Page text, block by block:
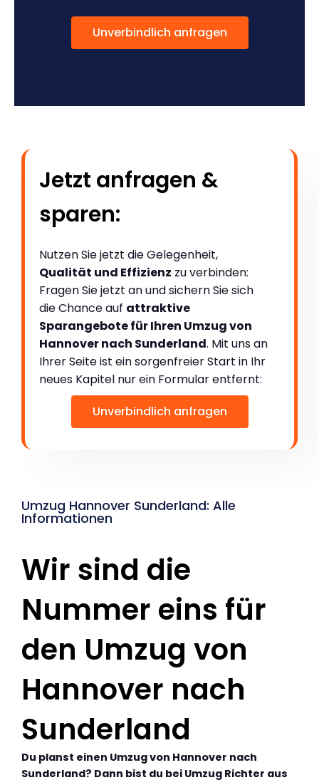
Unverbindlich anfragen
Jetzt anfragen &
sparen:
Nutzen Sie jetzt die Gelegenheit,
Qualität und Effizienz zu verbinden:
Fragen Sie jetzt an und sichern Sie sich
die Chance auf attraktive
Sparangebote für Ihren Umzug von
Hannover nach Sunderland. Mit uns an
Ihrer Seite ist ein sorgenfreier Start in Ihr
neues Kapitel nur ein Formular entfernt:
Unverbindlich anfragen
Umzug Hannover Sunderland: Alle
Informationen
Wir sind die
Nummer eins für
den Umzug von
Hannover nach
Sunderland
Du planst einen Umzug von Hannover nach
Sunderland? Dann bist du bei Umzug Richter aus